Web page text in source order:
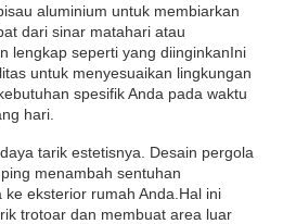
aluminium untuk membiarkan
dari sinar matahari atau
lengkap seperti yang diinginkanIni
untuk menyesuaikan lingkungan
spesifik Anda pada waktu
hari.
tarik estetisnya. Desain pergola
menambah sentuhan
eksterior rumah Anda.Hal ini
trotoar dan membuat area luar